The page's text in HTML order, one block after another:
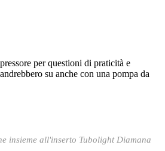
per questioni di praticità e
su anche con una pompa da
insieme all'inserto Tubolight Diamana